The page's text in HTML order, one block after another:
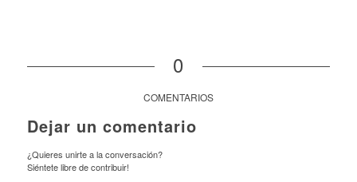
0
COMENTARIOS
Dejar un comentario
¿Quieres unirte a la conversación?
Siéntete libre de contribuir!